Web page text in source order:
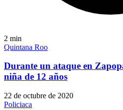
2 min
Quintana Roo
Durante un ataque en
niña de 12 años
22 de octubre de 2020
Policiaca